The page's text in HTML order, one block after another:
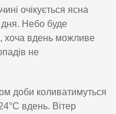
очікується ясна
дня. Небо буде
хоча вдень можливе
не
доби коливатимуться
вдень. Вітер